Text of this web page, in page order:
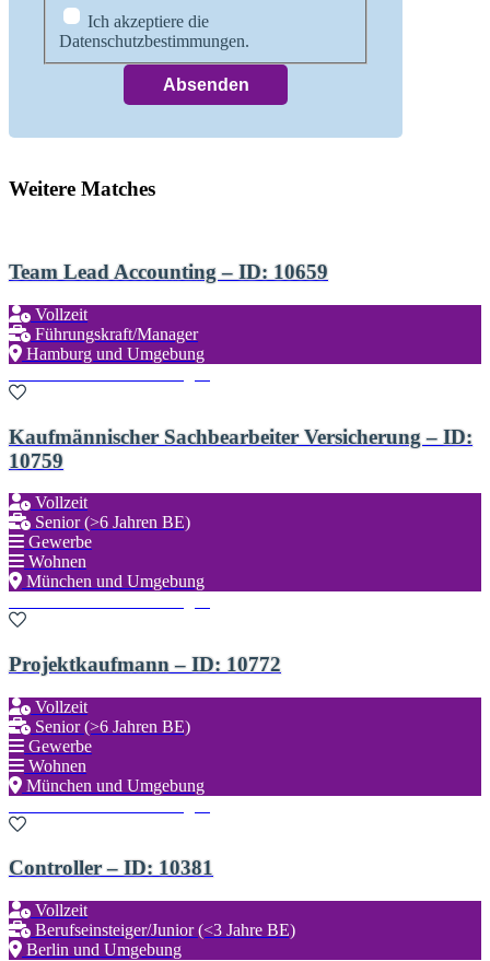
Ich akzeptiere die
Datenschutzbestimmungen.
Weitere Matches
Team Lead Accounting – ID: 10659
Vollzeit
Führungskraft/Manager
Hamburg und Umgebung
Kaufmännischer Sachbearbeiter Versicherung – ID:
10759
Vollzeit
Senior (>6 Jahren BE)
Gewerbe
Wohnen
München und Umgebung
Projektkaufmann – ID: 10772
Vollzeit
Senior (>6 Jahren BE)
Gewerbe
Wohnen
München und Umgebung
Controller – ID: 10381
Vollzeit
Berufseinsteiger/Junior (<3 Jahre BE)
Berlin und Umgebung